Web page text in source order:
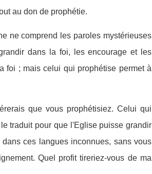
au don de prophétie.
ne comprend les paroles mystérieuses
dans la foi, les encourage et les
foi ; mais celui qui prophétise permet à
que vous prophétisiez. Celui qui
traduit pour que l'Eglise puisse grandir
ces langues inconnues, sans vous
Quel profit tireriez-vous de ma